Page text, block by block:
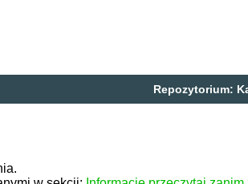
Repozytorium: